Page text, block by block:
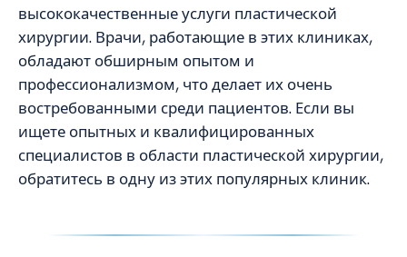
высококачественные услуги пластической
хирургии. Врачи, работающие в этих клиниках,
обладают обширным опытом и
профессионализмом, что делает их очень
востребованными среди пациентов. Если вы
ищете опытных и квалифицированных
специалистов в области пластической хирургии,
обратитесь в одну из этих популярных клиник.